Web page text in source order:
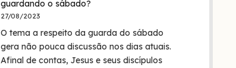
quem
foram
na
Bíblia
e
guardando o sábado?
27/08/2023
O tema a respeito da guarda do sábado
gera não pouca discussão nos dias atuais.
Afinal de contas, Jesus e seus discípulos